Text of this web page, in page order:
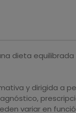
dieta
y dirigida a
variar en